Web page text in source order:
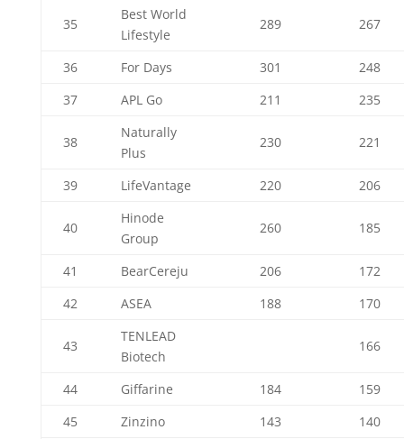
35
Best World
Lifestyle
289 267
36 For Days 301
248
37
APL Go 211 235
38
Naturally
Plus
230 221
39 LifeVantage 220 206
40
Hinode
Group
260 185
41 BearCereju 206
172
42
ASEA 188 170
43
TENLEAD
Biotech
166
44 Giffarine 184
159
45
Zinzino 143
140